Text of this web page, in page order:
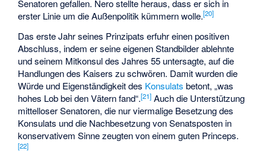
Senatoren gefallen. Nero stellte heraus, dass er sich in
erster Linie um die Außenpolitik kümmern wolle.[20]
Das erste Jahr seines Prinzipats erfuhr einen positiven
Abschluss, indem er seine eigenen Standbilder ablehnte
und seinem Mitkonsul des Jahres 55 untersagte, auf die
Handlungen des Kaisers zu schwören. Damit wurden die
Würde und Eigenständigkeit des Konsulats betont, „was
hohes Lob bei den Vätern fand“.[21] Auch die Unterstützung
mittelloser Senatoren, die nur viermalige Besetzung des
Konsulats und die Nachbesetzung von Senatsposten in
konservativem Sinne zeugten von einem guten Princeps.
[22]